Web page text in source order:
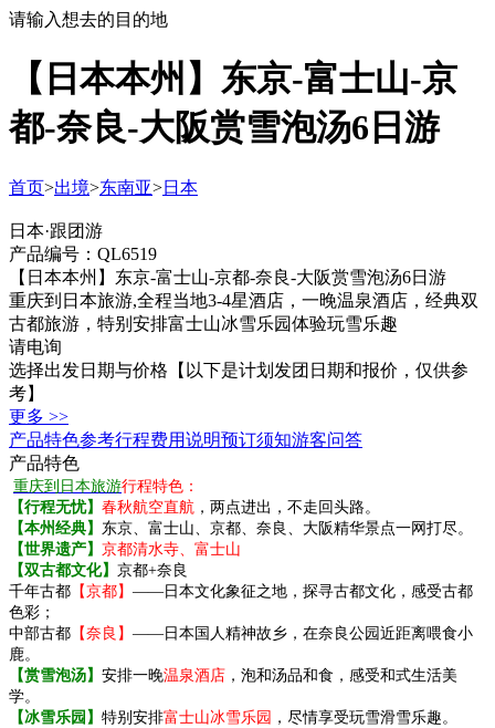
请输入想去的目的地
【日本本州】东京-富士山-京
都-奈良-大阪赏雪泡汤6日游
首页>出境>东南亚>日本
日本·跟团游
产品编号：QL6519
【日本本州】东京-富士山-京都-奈良-大阪赏雪泡汤6日游
重庆到日本旅游,全程当地3-4星酒店，一晚温泉酒店，经典双
古都旅游，特别安排富士山冰雪乐园体验玩雪乐趣
请电询
选择出发日期与价格 【以下是计划发团日期和报价，仅供参
考】
更多 >>
产品特色参考行程费用说明预订须知游客问答
产品特色
重庆到日本旅游行程特色：
【行程无忧】 春秋航空直航 ，两点进出，不走回头路。
【本州经典】 东京、富士山、京都、奈良、大阪精华景点一网打尽。
【世界遗产】 京都清水寺、富士山
【双古都文化】 京都+奈良
千年古都 【京都】 ——日本文化象征之地，探寻古都文化，感受古都
色彩；
中部古都 【奈良】 ——日本国人精神故乡，在奈良公园近距离喂食小
鹿。
【赏雪泡汤】 安排一晚温泉酒店 ，泡和汤品和食，感受和式生活美
学。
【冰雪乐园】 特别安排富士山冰雪乐园 ，尽情享受玩雪滑雪乐趣。